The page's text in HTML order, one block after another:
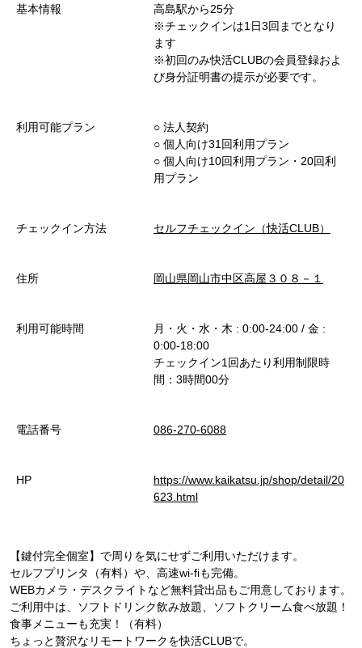
基本情報
高島駅から25分
※チェックインは1日3回までとなり
ます
※初回のみ快活CLUBの会員登録およ
び身分証明書の提示が必要です。
利用可能プラン
○︎ 法人契約
○︎ 個人向け31回利用プラン
○︎ 個人向け10回利用プラン・20回利
用プラン
チェックイン方法 セルフチェックイン（快活CLUB）
住所 岡山県岡山市中区高屋３０８－１
利用可能時間
月・火・水・木 : 0:00-24:00 / 金 :
0:00-18:00
チェックイン1回あたり利用制限時
間：3時間00分
電話番号 086-270-6088
HP
https://www.kaikatsu.jp/shop/detail/20
623.html
【鍵付完全個室】で周りを気にせずご利用いただけます。
セルフプリンタ（有料）や、高速wi-fiも完備。
WEBカメラ・デスクライトなど無料貸出品もご用意しております。
ご利用中は、ソフトドリンク飲み放題、ソフトクリーム食べ放題！
食事メニューも充実！（有料）
ちょっと贅沢なリモートワークを快活CLUBで。